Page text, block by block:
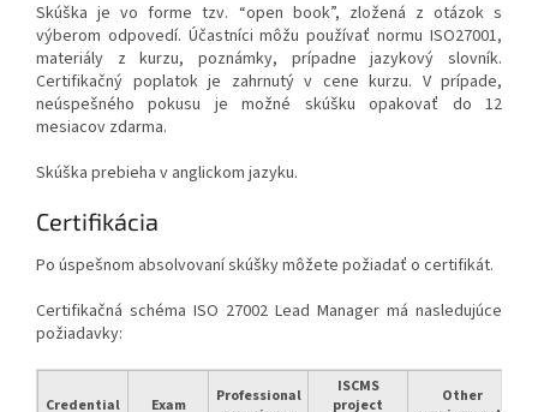
Skúška je vo forme tzv. “open book”, zložená z otázok s
výberom odpovedí. Účastníci môžu používať normu ISO27001,
materiály z kurzu, poznámky, prípadne jazykový slovník.
Certifikačný poplatok je zahrnutý v cene kurzu. V prípade,
neúspešného pokusu je možné skúšku opakovať do 12
mesiacov zdarma.
Skúška prebieha v anglickom jazyku.
Certifikácia
Po úspešnom absolvovaní skúšky môžete požiadať o certifikát.
Certifikačná schéma ISO 27002 Lead Manager má nasledujúce
požiadavky:
Credential Exam
Professional
ISCMS
project
Other